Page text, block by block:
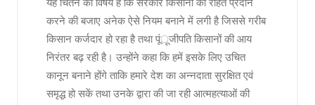
यह चिंतन का विषय है कि सरकार किसानों को राहत प्रदान
करने की बजाए अनेक ऐसे नियम बनाने में लगी है जिससे गरीब
किसान कर्जदार हो रहा है तथा पूंूजीपति किसानों की आय
निरंतर बढ़ रही है। उन्होंने कहा कि हमें इसके लिए उचित
कानून बनाने होंगे ताकि हमारे देश का अन्नदाता सुरक्षित एवं
समृद्ध हो सकें तथा उनके द्वारा की जा रही आत्महत्याओं की